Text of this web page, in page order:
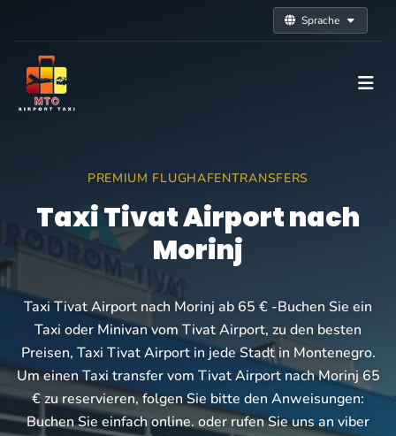
Sprache
PREMIUM FLUGHAFENTRANSFERS
Taxi Tivat Airport nach
Morinj
Taxi Tivat Airport nach Morinj ab 65 € -Buchen Sie ein
Taxi oder Minivan vom Tivat Airport, zu den besten
Preisen, Taxi Tivat Airport in jede Stadt in Montenegro.
Um einen Taxi transfer vom Tivat Airport nach Morinj 65
€ zu reservieren, folgen Sie bitte den Anweisungen:
Buchen Sie einfach online. oder rufen Sie uns an viber